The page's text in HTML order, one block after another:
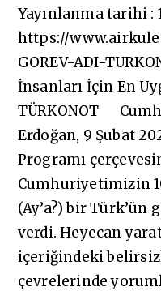
Yayınlanma tarihi :
https://
GOREV-ADI-
İnsanları İçin En
TÜRKONOT
Erdoğan, 9 Şubat
Programı
Cumhuriyetimizin
(Ay’a?) bir
verdi. Heyecan
içeriğindeki
çevrelerinde